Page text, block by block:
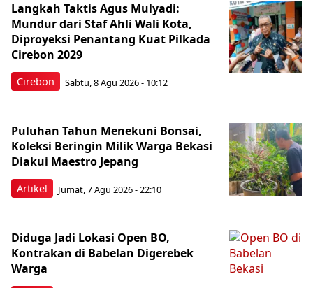
Cirebon
Langkah Taktis Agus Mulyadi:
Mundur dari Staf Ahli Wali Kota,
Diproyeksi Penantang Kuat Pilkada
Cirebon 2029
Sabtu, 8 Agu 2026 - 10:12
Artikel
Puluhan Tahun Menekuni Bonsai,
Koleksi Beringin Milik Warga Bekasi
Diakui Maestro Jepang
Jumat, 7 Agu 2026 - 22:10
Diduga Jadi Lokasi Open BO,
Kontrakan di Babelan Digerebek
Warga